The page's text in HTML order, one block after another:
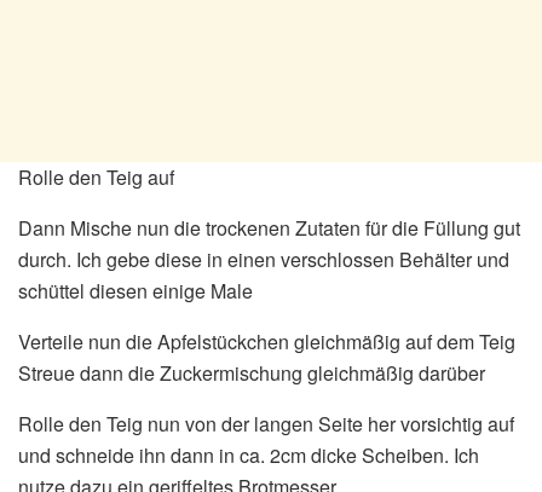
Rolle den Teig auf
Dann Mische nun die trockenen Zutaten für die Füllung gut
durch. Ich gebe diese in einen verschlossen Behälter und
schüttel diesen einige Male
Verteile nun die Apfelstückchen gleichmäßig auf dem Teig
Streue dann die Zuckermischung gleichmäßig darüber
Rolle den Teig nun von der langen Seite her vorsichtig auf
und schneide ihn dann in ca. 2cm dicke Scheiben. Ich